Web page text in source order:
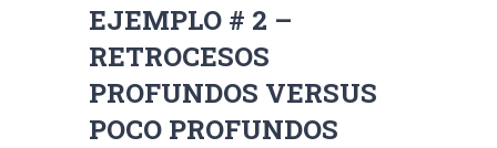
EJEMPLO # 2 –
RETROCESOS
PROFUNDOS VERSUS
POCO PROFUNDOS